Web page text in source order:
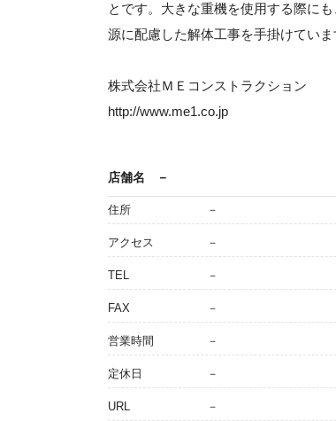
とです。大きな重機を使用する際に
源に配慮した解体工事を手掛けてい
株式会社ＭＥコンストラクション
http://www.me1.co.jp
店舗名 －
住所 －
アクセス －
TEL －
FAX －
営業時間 －
定休日 －
URL －